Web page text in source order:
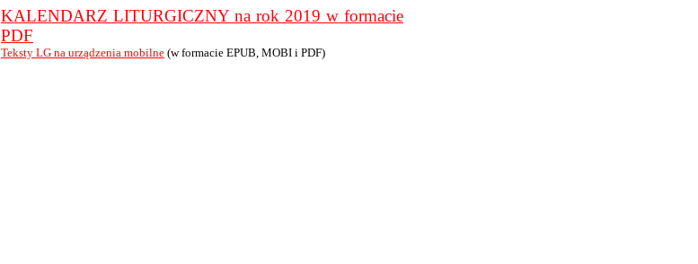
KALENDARZ LITURGICZNY na rok 2019 w formacie
PDF
Teksty LG na urządzenia mobilne (w formacie EPUB, MOBI i PDF)